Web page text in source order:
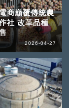
商巔覆傳統農
社 改革品種
2026-04-27